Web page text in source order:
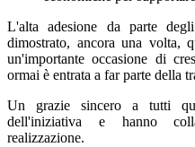
L'alta adesione da parte
dimostrato, ancora una volta,
un'importante occasione di
ormai è entrata a far parte della
Un grazie sincero a tutti
dell'iniziativa e hanno
realizzazione.